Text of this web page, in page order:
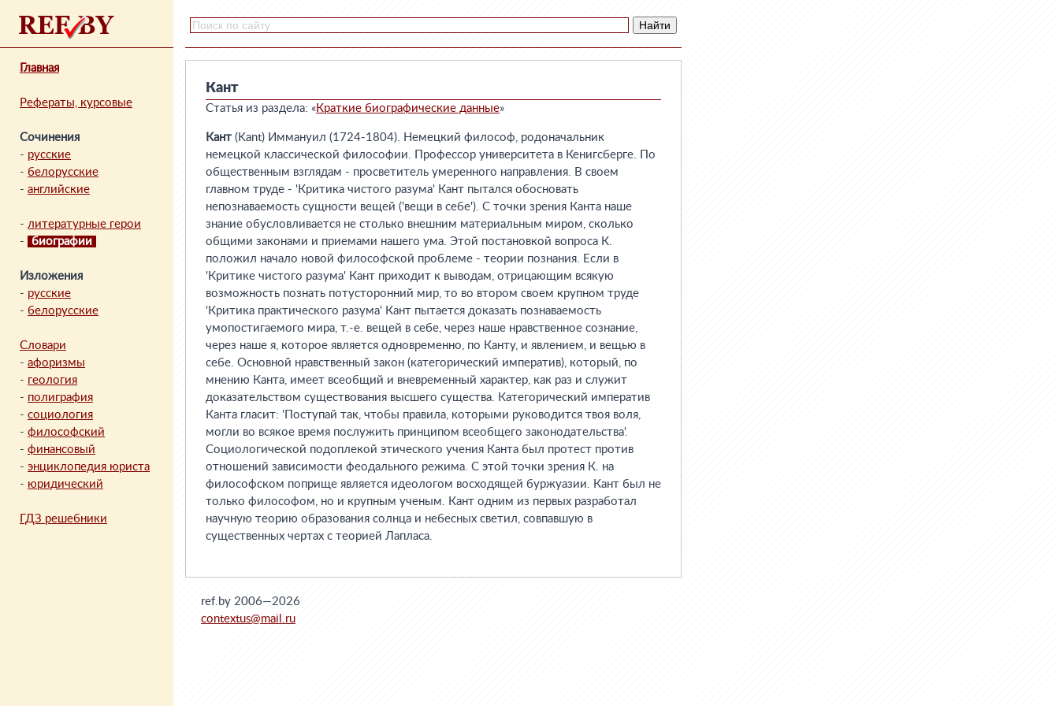
Главная
Рефераты, курсовые
Сочинения
- русские
- белорусские
- английские
- литературные герои
-
биографии
Изложения
- русские
- белорусские
Словари
- афоризмы
- геология
- полиграфия
- социология
- философский
- финансовый
- энциклопедия юриста
- юридический
ГДЗ решебники
Кант
Статья из раздела: «Краткие биографические данные»
Кант (Kant) Иммануил (1724-1804). Немецкий философ, родоначальник
немецкой классической философии. Профессор университета в Кенигсберге. По
общественным взглядам - просветитель умеренного направления. В своем
главном труде - 'Критика чистого разума' Кант пытался обосновать
непознаваемость сущности вещей ('вещи в себе'). С точки зрения Канта наше
знание обусловливается не столько внешним материальным миром, сколько
общими законами и приемами нашего ума. Этой постановкой вопроса К.
положил начало новой философской проблеме - теории познания. Если в
'Критике чистого разума' Кант приходит к выводам, отрицающим всякую
возможность познать потусторонний мир, то во втором своем крупном труде
'Критика практического разума' Кант пытается доказать познаваемость
умопостигаемого мира, т.-е. вещей в себе, через наше нравственное сознание,
через наше я, которое является одновременно, по Канту, и явлением, и вещью в
себе. Основной нравственный закон (категорический императив), который, по
мнению Канта, имеет всеобщий и вневременный характер, как раз и служит
доказательством существования высшего существа. Категорический императив
Канта гласит: 'Поступай так, чтобы правила, которыми руководится твоя воля,
могли во всякое время послужить принципом всеобщего законодательства'.
Социологической подоплекой этического учения Канта был протест против
отношений зависимости феодального режима. С этой точки зрения К. на
философском поприще является идеологом восходящей буржуазии. Кант был не
только философом, но и крупным ученым. Кант одним из первых разработал
научную теорию образования солнца и небесных светил, совпавшую в
существенных чертах с теорией Лапласа.
ref.by 2006—2026
contextus@mail.ru